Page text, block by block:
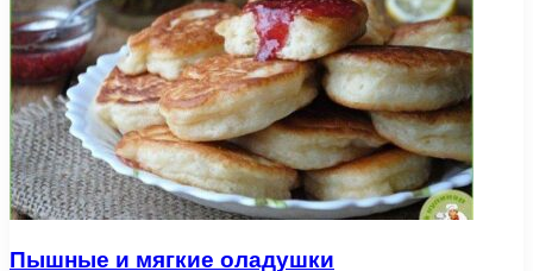
Пышные и мягкие оладушки